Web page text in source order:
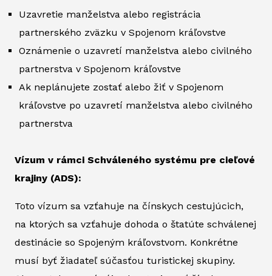
Uzavretie manželstva alebo registrácia
partnerského zväzku v Spojenom kráľovstve
Oznámenie o uzavretí manželstva alebo civilného
partnerstva v Spojenom kráľovstve
Ak neplánujete zostať alebo žiť v Spojenom
kráľovstve po uzavretí manželstva alebo civilného
partnerstva
Vízum v rámci Schváleného systému pre cieľové
krajiny (ADS):
Toto vízum sa vzťahuje na čínskych cestujúcich,
na ktorých sa vzťahuje dohoda o štatúte schválenej
destinácie so Spojeným kráľovstvom. Konkrétne
musí byť žiadateľ súčasťou turistickej skupiny.